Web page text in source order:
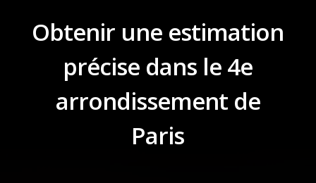
Obtenir une estimation
précise dans le 4e
arrondissement de
Paris